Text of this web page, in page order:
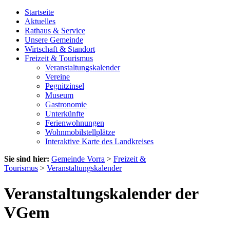
Startseite
Aktuelles
Rathaus & Service
Unsere Gemeinde
Wirtschaft & Standort
Freizeit & Tourismus
Veranstaltungskalender
Vereine
Pegnitzinsel
Museum
Gastronomie
Unterkünfte
Ferienwohnungen
Wohnmobilstellplätze
Interaktive Karte des Landkreises
Sie sind hier: Gemeinde Vorra > Freizeit &
Tourismus > Veranstaltungskalender
Veranstaltungskalender der
VGem